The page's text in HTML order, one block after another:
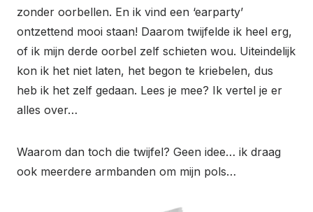
zonder oorbellen. En ik vind een ‘earparty’
ontzettend mooi staan! Daarom twijfelde ik heel erg,
of ik mijn derde oorbel zelf schieten wou. Uiteindelijk
kon ik het niet laten, het begon te kriebelen, dus
heb ik het zelf gedaan. Lees je mee? Ik vertel je er
alles over…
Waarom dan toch die twijfel? Geen idee… ik draag
ook meerdere armbanden om mijn pols…